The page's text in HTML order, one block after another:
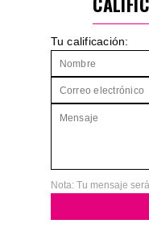
Tu calificación:
Nota: Tu mensaje